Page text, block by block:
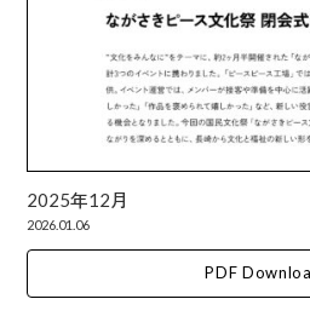
2025年12月
2026.01.06
PDF